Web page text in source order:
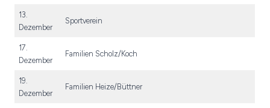
13.
Dezember
Sportverein
17.
Dezember
Familien Scholz/Koch
19.
Dezember
Familien Heize/Büttner